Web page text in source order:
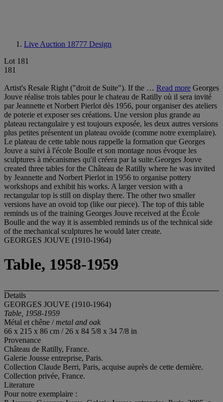
Live Auction 18777 Design
Lot 181
181
Artist's Resale Right ("droit de Suite"). If the … Read more Georges
Jouve réalise trois tables pour le chateau de Ratilly où il sera invité
par Jeannette et Norbert Pierlot dès 1956, pour organiser des ateliers
de poterie et exposer ses créations. Une version plus grande au
plateau rectangulaire y est toujours exposée, les deux autres versions
plus petites présentent un plateau ovoïde (comme notre exemplaire).
Le plateau de cette table nous rappelle la formation que Georges
Jouve a suivi à l'école Boulle et son montage nous évoque les
sculptures à mécanismes qu'il créera par la suite.Georges Jouve
created three tables for the Château de Ratilly where he was invited
by Jeannette and Norbert Pierlot in 1956 to organise pottery
workshops and exhibit his works. A larger version with a
rectangular top is still on display there. The other two smaller
versions have an ovoid top (like our piece). The top of this table
reminds us of the training Georges Jouve received at the École
Boulle and the way it is assembled reminds us of the technical side
of the mechanical sculptures he would later create.
GEORGES JOUVE (1910-1964)
Table, 1958-1959
Details
GEORGES JOUVE (1910-1964)
Table, 1958-1959
Métal et chêne / metal and oak
66 x 215 x 86 cm / 26 x 84 5/8 x 34 7/8 in
Provenance
Château de Ratilly, France.
Galerie Jousse entreprise, Paris.
Collection Claude Berri, Paris, acquise auprès de cette dernière.
Collection privée, France.
Literature
Pour notre exemplaire :